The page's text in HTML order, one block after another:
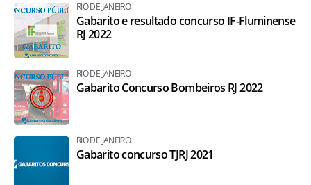
RIO DE JANEIRO
Gabarito e resultado concurso IF-Fluminense
RJ 2022
RIO DE JANEIRO
Gabarito Concurso Bombeiros RJ 2022
RIO DE JANEIRO
Gabarito concurso TJRJ 2021